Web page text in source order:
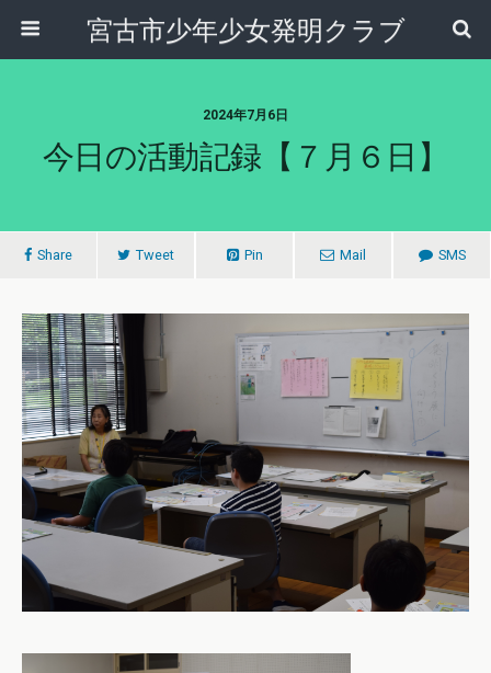
宮古市少年少女発明クラブ
2024年7月6日
今日の活動記録【７月６日】
Share Tweet Pin Mail SMS